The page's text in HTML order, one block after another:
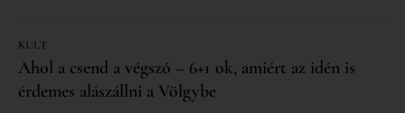
KULT
Ahol a csend a végszó – 6+1 ok, amiért az idén is
érdemes alászállni a Völgybe